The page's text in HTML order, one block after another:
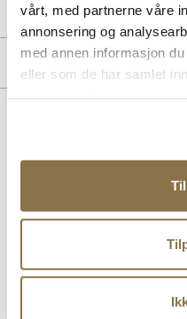
vårt, med partnerne våre
annonsering og
med annen informasjon
eller som de har samlet
Produktdetaljer
Overdel:Gummi
Såle: Gummi
Merke